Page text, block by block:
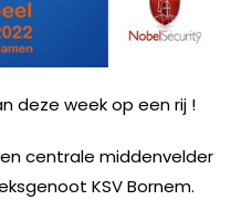
deze week op een rij !
centrale middenvelder
KSV Bornem.